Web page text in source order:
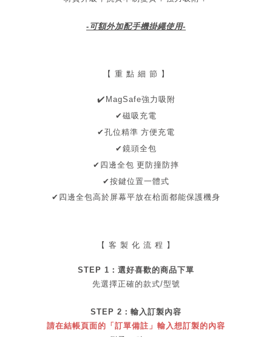
-可額外加配手機掛繩使用-
【 重 點 細 節 】
✔ ️MagSafe強力吸附
✔磁吸充電
✔ 孔位精準 方便充電
✔鏡頭全包
✔四邊全包 更防撞防摔
✔按鍵位置一體式
✔ 四邊全包高於屏幕平放在枱面都能保護機身
【 客 製 化 流 程 】
STEP 1： 選好喜歡的商品下單
先選擇正確的款式/型號
STEP 2： 輸入訂製內容
請在結帳頁面的「訂單備註」輸入想訂製的內容